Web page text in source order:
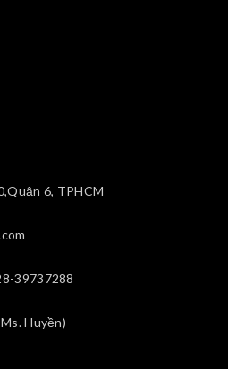
6, TPHCM
39737288
Huyền)